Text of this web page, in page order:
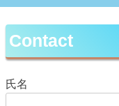
Contact
氏名